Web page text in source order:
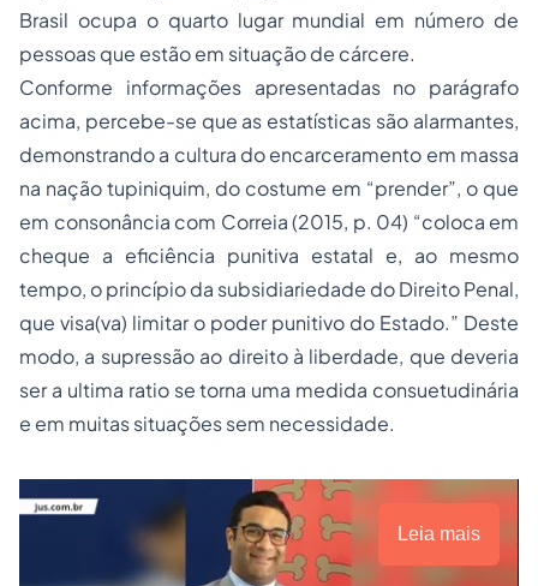
Brasil ocupa o quarto lugar mundial em número de
pessoas que estão em situação de cárcere.
Conforme informações apresentadas no parágrafo
acima, percebe-se que as estatísticas são alarmantes,
demonstrando a cultura do encarceramento em massa
na nação tupiniquim, do costume em “prender”, o que
em consonância com Correia (2015, p. 04) “coloca em
cheque a eficiência punitiva estatal e, ao mesmo
tempo, o princípio da subsidiariedade do Direito Penal,
que visa(va) limitar o poder punitivo do Estado.” Deste
modo, a supressão ao direito à liberdade, que deveria
ser a ultima ratio se torna uma medida consuetudinária
e em muitas situações sem necessidade.
Leia mais